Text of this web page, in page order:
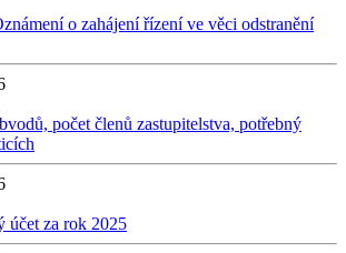
o zahájení řízení ve věci odstranění
počet členů zastupitelstva, potřebný
účet za rok 2025